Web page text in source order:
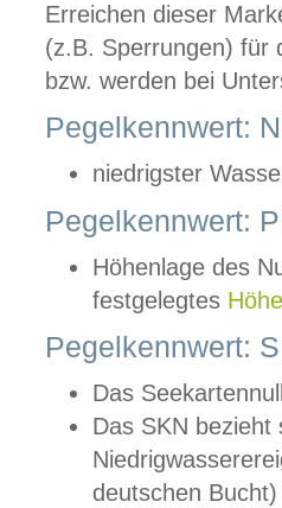
Erreichen dieser
(z.B. Sperrungen) für
bzw. werden bei
Pegelkennwert:
niedrigster
Pegelkennwert:
Höhenlage des
festgelegtes
Pegelkennwert:
Das
Das SKN
deutschen